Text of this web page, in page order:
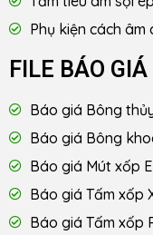
Phụ kiện cách âm
FILE BÁO GIÁ
Báo giá Bông
Báo giá Bông
Báo giá Mút xốp
Báo giá Tấm xốp
Báo giá Tấm xốp